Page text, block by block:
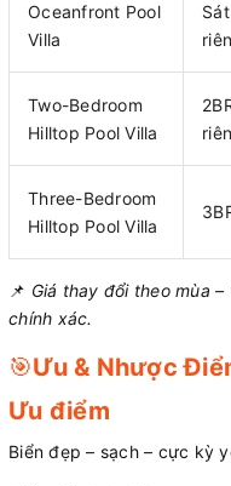
Oceanfront Pool
Villa
Two-Bedroom
Hilltop Pool Villa
Three-Bedroom
Hilltop Pool Villa
📌 Giá thay đổi theo mùa
chính xác.
🎯Ưu & Nhược
Ưu điểm
Biển đẹp – sạch – cực kỳ